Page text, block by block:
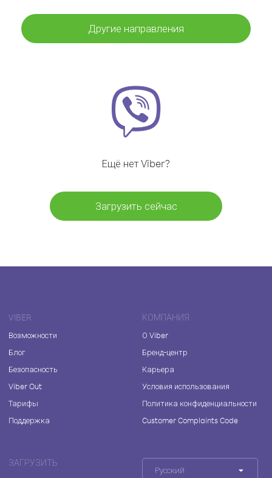
Другие направления
Ещё нет Viber?
Загрузить сейчас
VIBER
Возможности
Блог
Безопасность
Viber Out
Тарифы
Поддержка
КОМПАНИЯ
О Viber
Бренд-центр
Карьера
Условия использования
Политика конфиденциальности
Customer Complaints Code
ЗАГРУЗИТЬ
Русский